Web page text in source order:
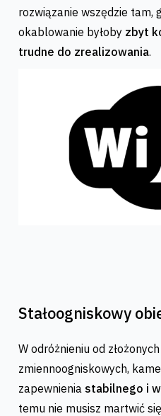
rozwiązanie wszędzie tam,
okablowanie byłoby zbyt
trudne do zrealizowania.
Stałoogniskowy
W odróżnieniu od
zmiennoogniskowych,
zapewnienia stabilnego i
temu nie musisz martwić